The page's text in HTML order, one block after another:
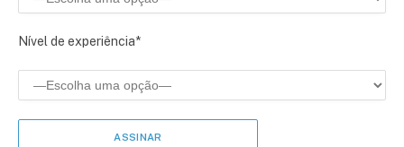
Nível de experiência*